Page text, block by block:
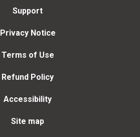
Support
Privacy Notice
Terms of Use
Refund Policy
Accessibility
Site map